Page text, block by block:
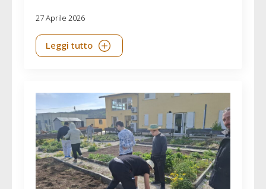
27 Aprile 2026
Leggi tutto